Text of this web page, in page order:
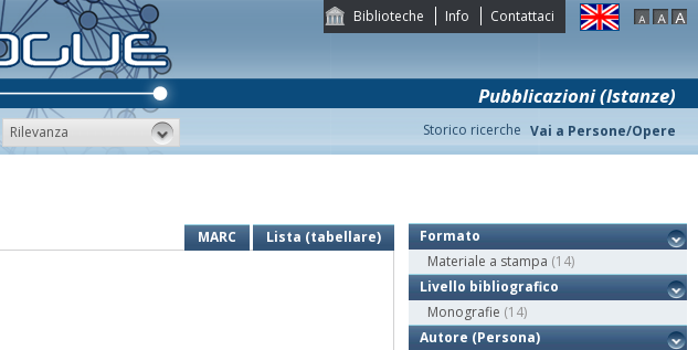
Biblioteche Info Contattaci
Storico ricerche
Pubblicazioni (Istanze)
Rilevanza Vai a Persone/Opere
MARC
Lista (tabellare)
Formato
Materiale a stampa (14)
Livello bibliografico
Monografie (14)
Autore (Persona)